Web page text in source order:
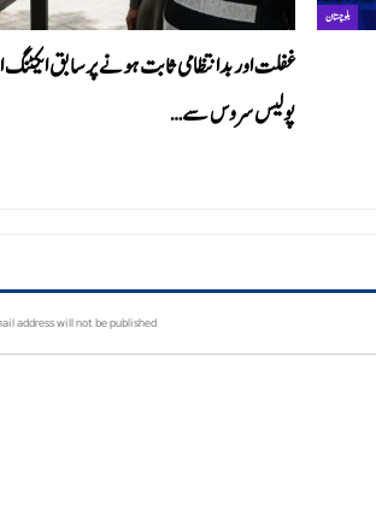
غفلت اور بدانتظامی ثابت ہونے پر سابق ایکٹنگ
پولیس سروس سے…
بلوچستان
address will not be published.